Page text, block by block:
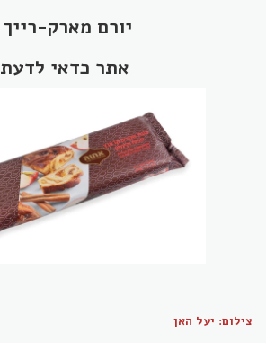
יורם מארק-רייך
אתר כדאי לדעת
צילום: יעל האן